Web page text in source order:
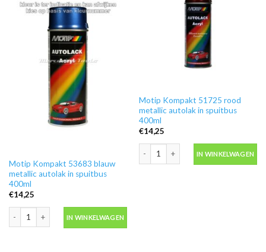
Motip Kompakt 53683 blauw
metallic autolak in spuitbus
400ml
€14,25
Motip Kompakt 53683 blauw metallic autolak in spuitbus 400ml aantal
IN WINKELWAGEN
Motip Kompakt 51725 rood
metallic autolak in spuitbus
400ml
€14,25
Motip Kompakt 51725 rood metallic
IN WINKELWAGEN